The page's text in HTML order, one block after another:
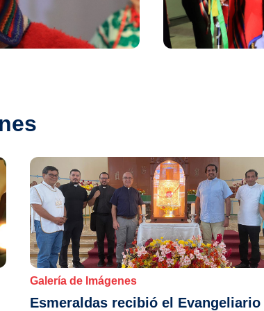
Galería de Imágenes
Esmeraldas recibió el Evangeliario